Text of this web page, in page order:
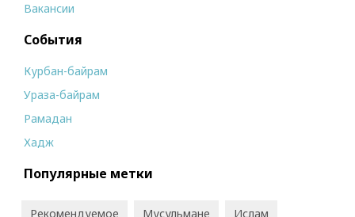
Вакансии
События
Курбан-байрам
Ураза-байрам
Рамадан
Хадж
Популярные метки
Рекомендуемое Мусульмане Ислам